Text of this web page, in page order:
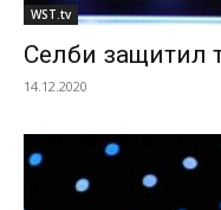
WST.tv
Селби защитил
14.12.2020